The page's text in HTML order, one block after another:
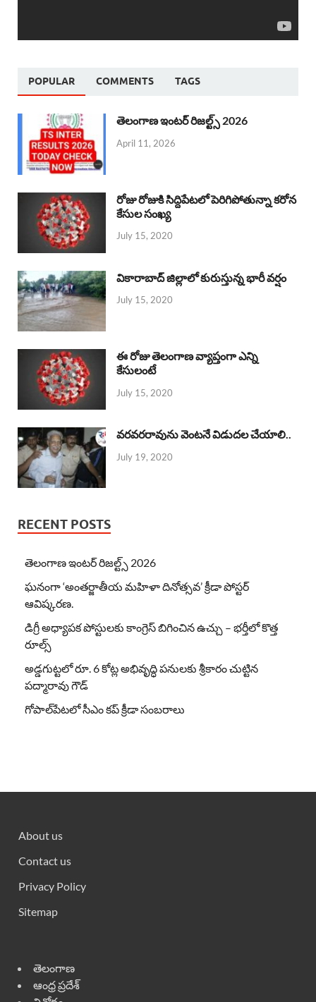
POPULAR COMMENTS TAGS
తెలంగాణ ఇంటర్ రిజల్ట్స్ 2026
April 11, 2026
రోజు రోజుకి సిద్దిపేటలో పెరిగిపోతున్నా కరోన
కేసుల సంఖ్య
July 15, 2020
వికారాబాద్ జిల్లాలో కురుస్తున్న భారీ వర్షం
July 15, 2020
ఈ రోజు తెలంగాణ వ్యాప్తంగా ఎన్ని
కేసులంటే
July 15, 2020
వరవరరావును వెంటనే విడుదల చేయాలి..
July 19, 2020
RECENT POSTS
తెలంగాణ ఇంటర్ రిజల్ట్స్ 2026
ఘనంగా ‘అంతర్జాతీయ మహిళా దినోత్సవ’ క్రీడా పోస్టర్
ఆవిష్కరణ.
డిగ్రీ అధ్యాపక పోస్టులకు కాంగ్రెస్ బిగించిన ఉచ్చు – భర్తీలో కొత్త
రూల్స్
అడ్డగుట్టలో రూ. 6 కోట్ల అభివృద్ధి పనులకు శ్రీకారం చుట్టిన
పద్మారావు గౌడ్
గోపాల్‌పేటలో సీఎం కప్ క్రీడా సంబరాలు
About us
Contact us
Privacy Policy
Sitemap
తెలంగాణ
ఆంధ్ర ప్రదేశ్